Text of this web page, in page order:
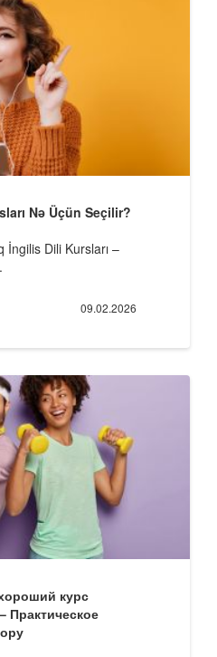
Nə Üçün Seçilir?
İngilis Dili Kursları –
09.02.2026
курс
Практическое